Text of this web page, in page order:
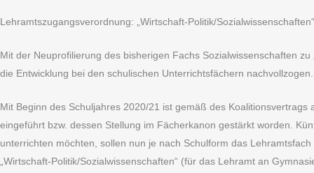
Lehramtszugangsverordnung: „Wirtschaft-Politik/Sozialwissenschaften“
Mit der Neuprofilierung des bisherigen Fachs Sozialwissenschaften
die Entwicklung bei den schulischen Unterrichtsfächern nachvollzogen.
Mit Beginn des Schuljahres 2020/21 ist gemäß des
eingeführt bzw. dessen Stellung im Fächerkanon gestärkt worden.
unterrichten möchten, sollen nun je nach Schulform das
„Wirtschaft-Politik/Sozialwissenschaften“ (für das Lehramt an